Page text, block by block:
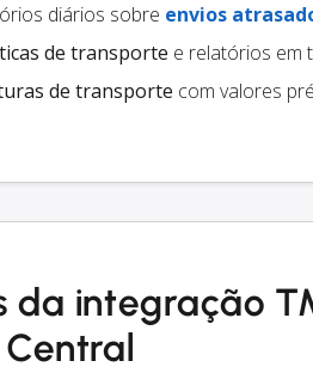
diários sobre envios
de transporte e relatórios em
de transporte com valores
da integração
Central